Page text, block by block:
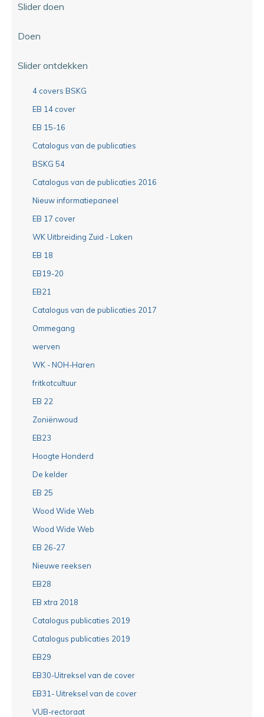
Slider doen
Doen
Slider ontdekken
4 covers BSKG
EB 14 cover
EB 15-16
Catalogus van de publicaties
BSKG 54
Catalogus van de publicaties 2016
Nieuw informatiepaneel
EB 17 cover
WK Uitbreiding Zuid - Laken
EB 18
EB19-20
EB21
Catalogus van de publicaties 2017
Ommegang
werven
WK - NOH-Haren
fritkotcultuur
EB 22
Zoniënwoud
EB23
Hoogte Honderd
De kelder
EB 25
Wood Wide Web
Wood Wide Web
EB 26-27
Nieuwe reeksen
EB28
EB xtra 2018
Catalogus publicaties 2019
Catalogus publicaties 2019
EB29
EB30-Uitreksel van de cover
EB31- Uitreksel van de cover
VUB-rectoraat